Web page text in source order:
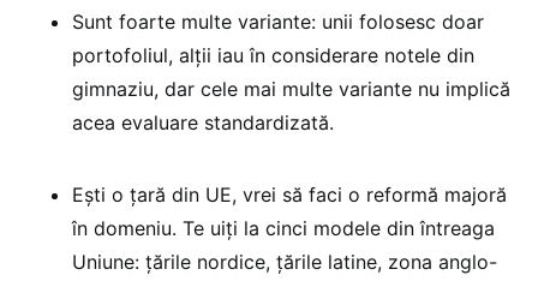
Sunt foarte multe variante: unii folosesc doar
portofoliul, alții iau în considerare notele din
gimnaziu, dar cele mai multe variante nu implică
acea evaluare standardizată.
Ești o țară din UE, vrei să faci o reformă majoră
în domeniu. Te uiți la cinci modele din întreaga
Uniune: țările nordice, țările latine, zona anglo-